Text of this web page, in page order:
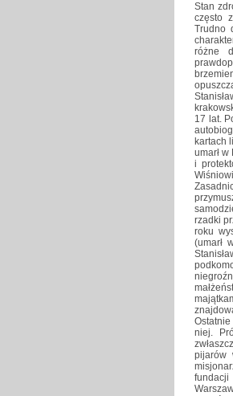
Stan
często
Trudno
różne
17 lat.
kartach
umarł
i
rzadki
roku
(umarł
niej.
pijarów
fundacji